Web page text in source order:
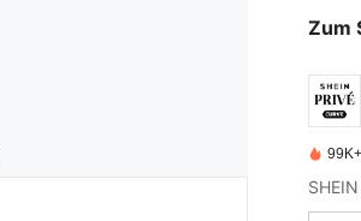
Zum